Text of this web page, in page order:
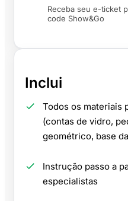
Receba seu e-ticket
code Show&Go
Inclui
Todos os materiais
(contas de vidro,
geométrico, base
Instrução passo a
especialistas